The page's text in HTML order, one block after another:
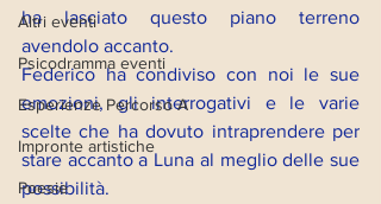
Altri eventi
Psicodramma eventi
Esperienze Percorso A
Impronte artistiche
Poesie
ha lasciato questo piano terreno
avendolo accanto.
Federico ha condiviso con noi le sue
emozioni, gli interrogativi e le varie
scelte che ha dovuto intraprendere per
stare accanto a Luna al meglio delle sue
possibilità.